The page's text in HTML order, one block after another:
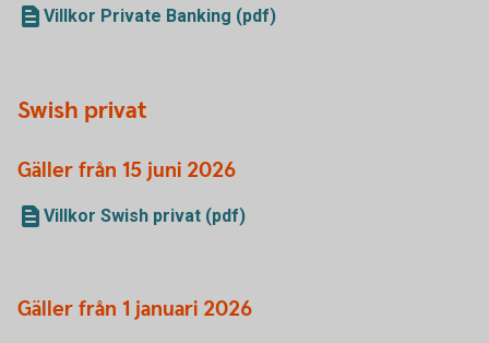
Villkor Private Banking (pdf)
Swish privat
Gäller från 15 juni 2026
Villkor Swish privat (pdf)
Gäller från 1 januari 2026